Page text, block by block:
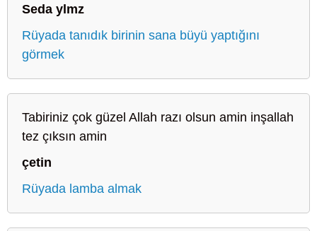
Seda ylmz
Rüyada tanıdık birinin sana büyü yaptığını
görmek
Tabiriniz çok güzel Allah razı olsun amin inşallah
tez çıksın amin
çetin
Rüyada lamba almak